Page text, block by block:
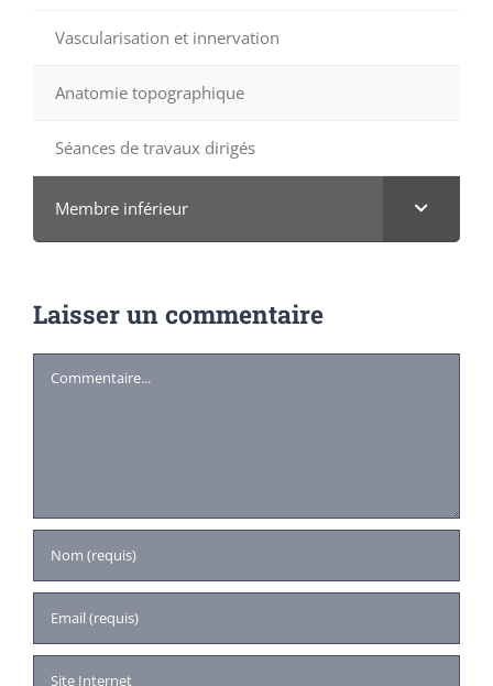
Vascularisation et innervation
Anatomie topographique
Séances de travaux dirigés
Membre inférieur
Laisser un commentaire
Commentaire